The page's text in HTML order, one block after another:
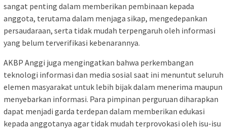
sangat penting dalam memberikan pembinaan kepada
anggota, terutama dalam menjaga sikap, mengedepankan
persaudaraan, serta tidak mudah terpengaruh oleh informasi
yang belum terverifikasi kebenarannya.
AKBP Anggi juga mengingatkan bahwa perkembangan
teknologi informasi dan media sosial saat ini menuntut seluruh
elemen masyarakat untuk lebih bijak dalam menerima maupun
menyebarkan informasi. Para pimpinan perguruan diharapkan
dapat menjadi garda terdepan dalam memberikan edukasi
kepada anggotanya agar tidak mudah terprovokasi oleh isu-isu